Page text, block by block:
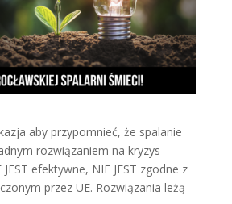
aby przypomnieć, że spalanie
rozwiązaniem na kryzys
efektywne, NIE JEST zgodne z
przez UE. Rozwiązania leżą